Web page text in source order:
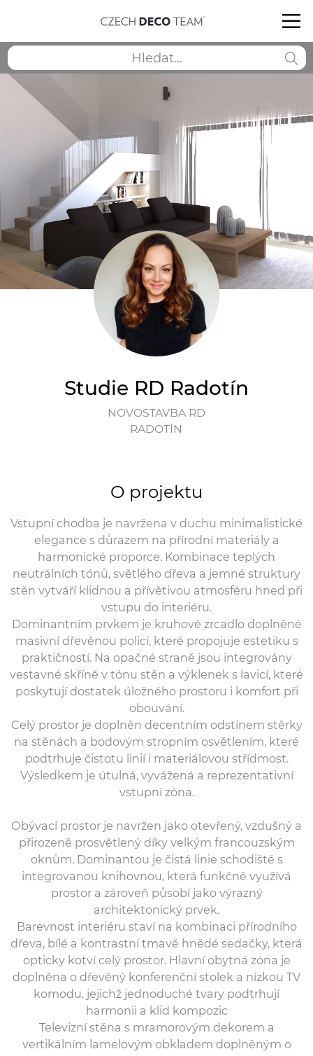
Studie RD Radotín
NOVOSTAVBA RD
RADOTÍN
O projektu
Vstupní chodba je navržena v duchu minimalistické
elegance s důrazem na přírodní materiály a
harmonické proporce. Kombinace teplých
neutrálních tónů, světlého dřeva a jemné struktury
stěn vytváří klidnou a přívětivou atmosféru hned při
vstupu do interiéru.
Dominantním prvkem je kruhové zrcadlo doplněné
masivní dřevěnou policí, které propojuje estetiku s
praktičností. Na opačné straně jsou integrovány
vestavné skříně v tónu stěn a výklenek s lavicí, které
poskytují dostatek úložného prostoru i komfort při
obouvání.
Celý prostor je doplněn decentním odstínem stěrky
na stěnách a bodovým stropním osvětlením, které
podtrhuje čistotu linií i materiálovou střídmost.
Výsledkem je útulná, vyvážená a reprezentativní
vstupní zóna.
Obývací prostor je navržen jako otevřený, vzdušný a
přirozeně prosvětlený díky velkým francouzským
oknům. Dominantou je čistá linie schodiště s
integrovanou knihovnou, která funkčně využívá
prostor a zároveň působí jako výrazný
architektonický prvek.
Barevnost interiéru staví na kombinaci přírodního
dřeva, bílé a kontrastní tmavě hnědé sedačky, která
opticky kotví celý prostor. Hlavní obytná zóna je
doplněna o dřevěný konferenční stolek a nízkou TV
komodu, jejichž jednoduché tvary podtrhují
harmonii a klid kompozic
Televizní stěna s mramorovým dekorem a
vertikálním lamelovým obkladem doplněným o